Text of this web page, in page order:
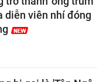
diễn viên nhí đóng